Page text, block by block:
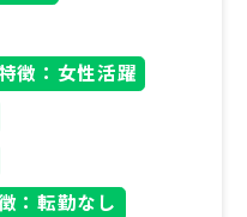
徴：女性活躍
：転勤なし